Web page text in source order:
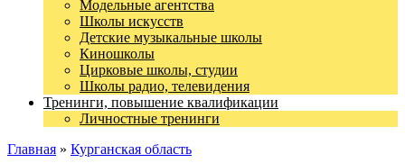
Модельные агентства
Школы искусств
Детские музыкальные школы
Киношколы
Цирковые школы, студии
Школы радио, телевидения
Тренинги, повышение квалификации
Личностные тренинги
Главная » Курганская область